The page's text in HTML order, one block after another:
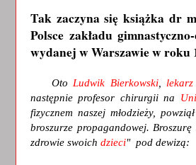
Tak zaczyna się książka dr
Polsce zakładu
wydanej w Warszawie w roku
Oto Ludwik Bierkowski, lekarz
następnie profesor chirurgii na
fizycznem naszej młodzieży,
broszurze propagandowej.
zdrowie swoich dzieci" pod dewizą: